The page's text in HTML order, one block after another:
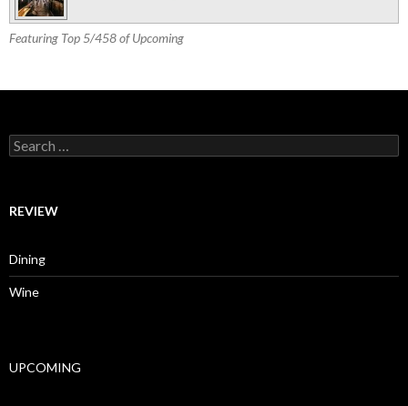
Featuring Top 5/458 of Upcoming
Search for:
REVIEW
Dining
Wine
UPCOMING